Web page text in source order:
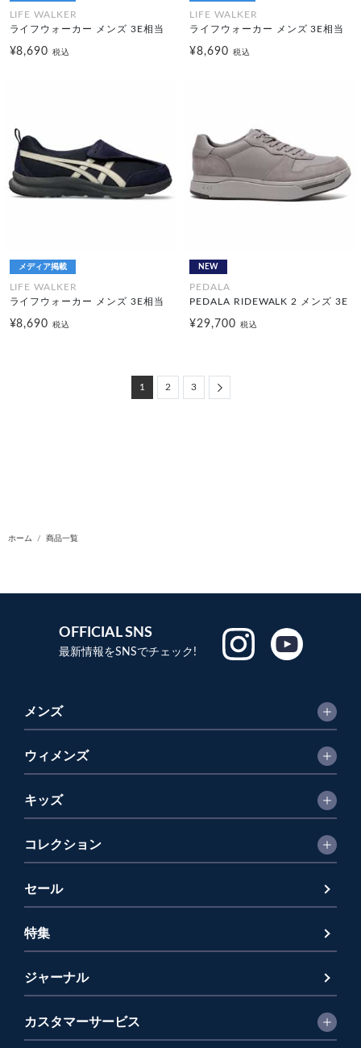
LIFE WALKER
ライフウォーカー メンズ 3E相当
¥8,690税込
LIFE WALKER
ライフウォーカー メンズ 3E相当
¥8,690 税込
メディア掲載
LIFE WALKER
ライフウォーカー メンズ 3E相当
¥8,690税込
NEW
PEDALA
PEDALA RIDEWALK 2 メンズ 3E
¥29,700 税込
1 2 3 Next
ホーム 商品一覧
OFFICIAL SNS
最新情報をSNSでチェック!
メンズ
ウィメンズ
キッズ
コレクション
セール
特集
ジャーナル
カスタマーサービス